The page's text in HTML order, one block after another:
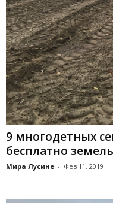
9 многодетных
бесплатно
Мира Лусине - Фев 11, 2019